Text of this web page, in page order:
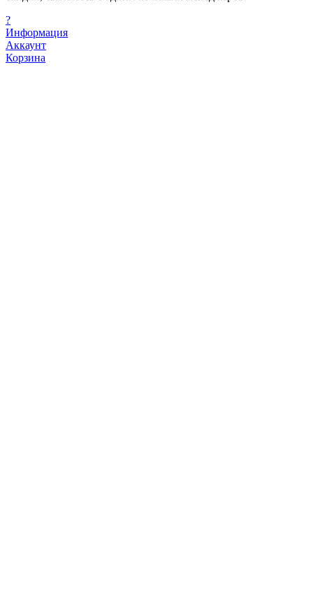
?
Информация
Аккаунт
Корзина